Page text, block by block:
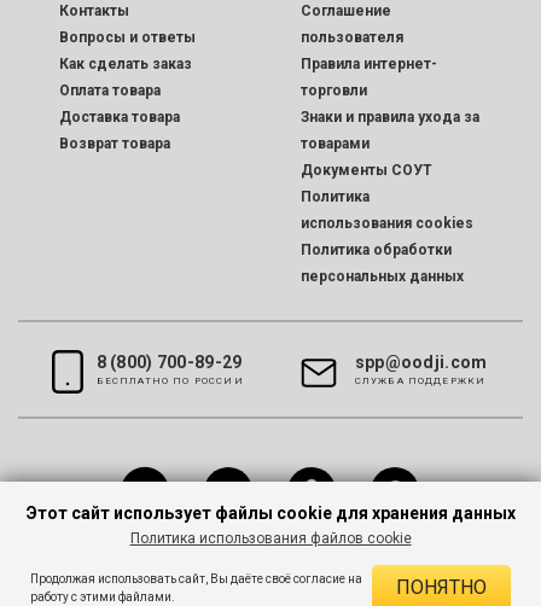
Контакты
Вопросы и ответы
Как сделать заказ
Оплата товара
Доставка товара
Возврат товара
Соглашение
пользователя
Правила интернет-
торговли
Знаки и правила ухода за
товарами
Документы СОУТ
Политика
использования cookies
Политика обработки
персональных данных
8 (800) 700-89-29
БЕСПЛАТНО ПО РОССИИ
spp@oodji.com
CЛУЖБА ПОДДЕРЖКИ
Этот сайт использует файлы cookie для хранения данных
Политика использования файлов cookie
Продолжая использовать сайт, Вы даёте своё согласие на
работу с этими файлами.
ПОНЯТНО